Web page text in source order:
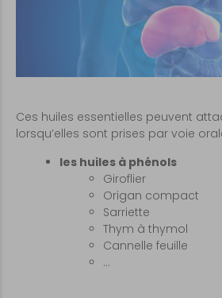
Ces huiles essentielles peuvent
lorsqu’elles sont prises par voie
les huiles à phénols
Giroflier
Origan compact
Sarriette
Thym à thymol
Cannelle feuille
…